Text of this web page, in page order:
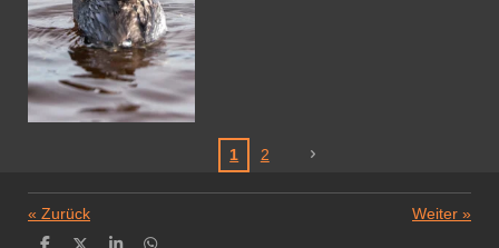
1 2
« Zurück Weiter »